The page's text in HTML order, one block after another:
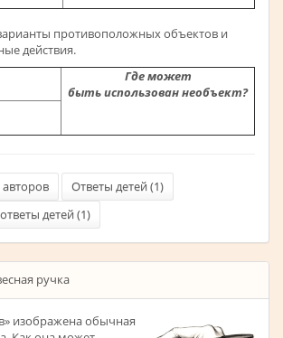
противоположных объектов и
действия.
Где может
бытьиспользованнеобъект?
Ответы детей (1)
детей (1)
ручка
изображена обычная